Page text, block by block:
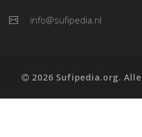
info@sufipedia.nl
2026 Sufipedia.org.